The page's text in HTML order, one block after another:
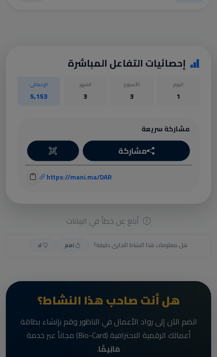
إحصائيات التفاعل المباشرة
اليوم
1
الأسبوع
3
الشهر
3
الإجمالي
5,153
مشاركة سريعة
مشاركة
https://mani.ma/DAR
أبلغ عن خطأ في البيانات
هل معلومات هذا النشاط التجاري دقيقة؟ نعم لا
هل أنت صاحب هذا النشاط؟
انضم الآن إلى رواد الأعمال في الناظور وقم بإنشاء بطاقة
أعمالك الرقمية الاحترافية (Bio-Card) مجاناً عبر خدمة
مَانِيمَّا.